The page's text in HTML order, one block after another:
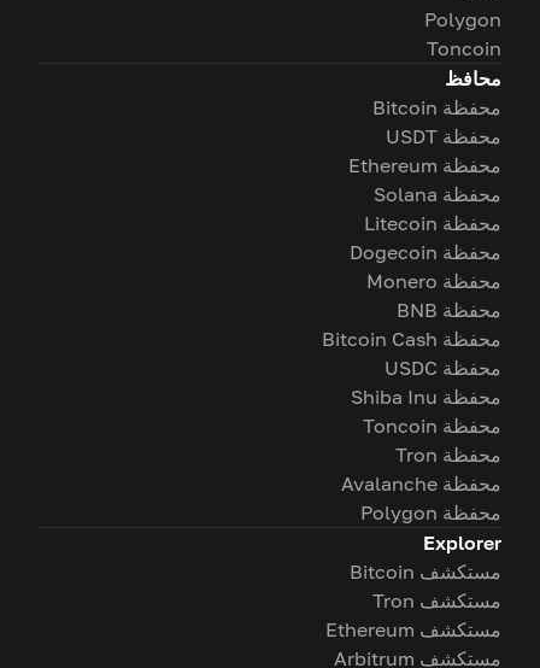
Polygon
Toncoin
محافظ
محفظة Bitcoin
محفظة USDT
محفظة Ethereum
محفظة Solana
محفظة Litecoin
محفظة Dogecoin
محفظة Monero
محفظة BNB
محفظة Bitcoin Cash
محفظة USDC
محفظة Shiba Inu
محفظة Toncoin
محفظة Tron
محفظة Avalanche
محفظة Polygon
Explorer
مستكشف Bitcoin
مستكشف Tron
مستكشف Ethereum
مستكشف Arbitrum